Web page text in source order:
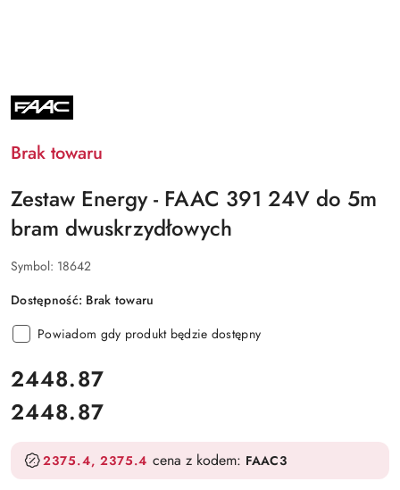
NAZWA
PRODUCENTA:
FAAC
Brak towaru
Zestaw Energy - FAAC 391 24V do 5m
bram dwuskrzydłowych
Symbol: 18642
Dostępność: Brak towaru
Powiadom gdy produkt będzie dostępny
cena:
2448.87
Cena:
2448.87
2375.4 2375.4 cena z kodem: FAAC3